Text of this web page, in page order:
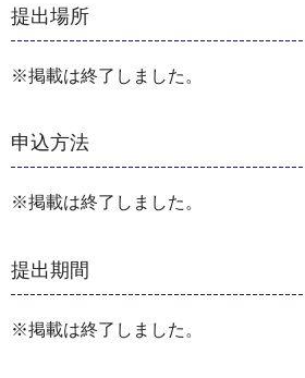
提出場所
※掲載は終了しました。
申込方法
※掲載は終了しました。
提出期間
※掲載は終了しました。